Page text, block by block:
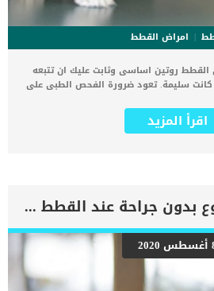
امراض القطط
روتين اساسى وثابت عليك ان تتبعه
سليمة. تعود ضرورة الفحص الطبى على
يعتقد البعض ان الفحص البدنى لابد وان
السليمة, ولكن الامر غير صحيح, فالقطط
قطتك وحالتها الصحية العامة, وهل تعانى
او تشوهات. فى المرحلة المبكرة من عمر
صحية على بشكل شهري. كما نجد ان
الجسدية بشكل سنوى ويوصى بإجراء
منتصف العمر وكبار السن. فى البداية
السنوى فى عالم القطط. اقرأ ايضا:
القطط هل تعتقد ان السنة التقويمية
اقرأ المزيد
رد المفصل المخلوع بدون جراحة عند القطط بالتفصيل